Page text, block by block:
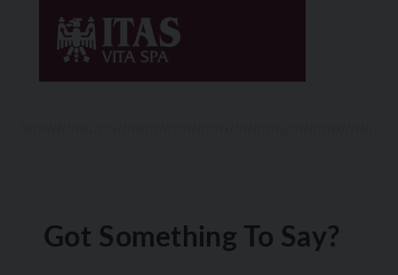
Got Something To Say?